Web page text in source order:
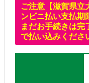
ご注意【滋賀県立
ンビニ払い支払期
まだお手続きは完
で払い込みくださ